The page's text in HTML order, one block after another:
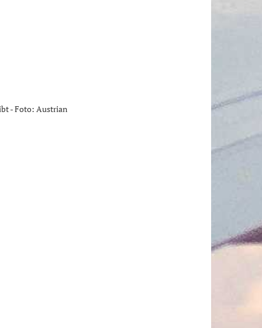
- Foto: Austrian